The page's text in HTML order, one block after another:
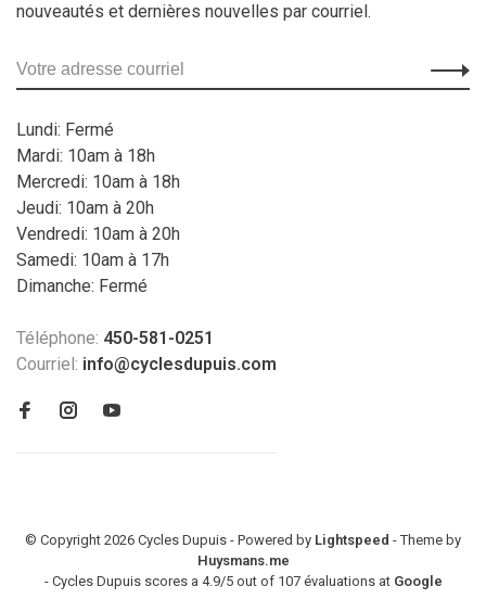
nouveautés et dernières nouvelles par courriel.
Lundi: Fermé
Mardi: 10am à 18h
Mercredi: 10am à 18h
Jeudi: 10am à 20h
Vendredi: 10am à 20h
Samedi: 10am à 17h
Dimanche: Fermé
Téléphone: 450-581-0251
Courriel: info@cyclesdupuis.com
© Copyright 2026 Cycles Dupuis - Powered by Lightspeed - Theme by
Huysmans.me
- Cycles Dupuis scores a 4.9/5out of 107 évaluations at Google